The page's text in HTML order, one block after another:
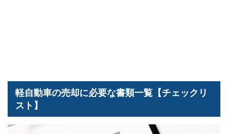
軽自動車の売却に必要な書類一覧【チェックリ
スト】